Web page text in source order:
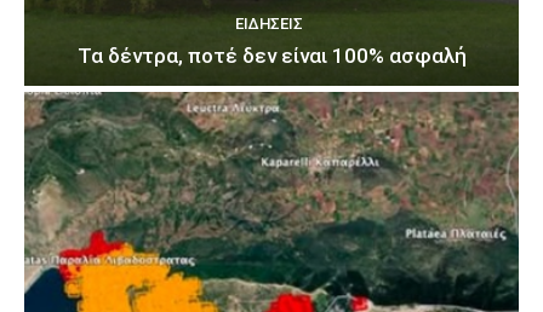
ΕΙΔΉΣΕΙΣ
Τα δέντρα, ποτέ δεν είναι 100% ασφαλή